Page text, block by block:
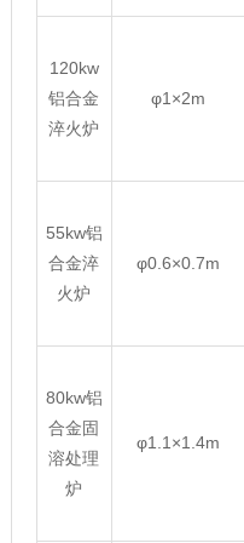
120kw
铝合金
淬火炉
φ1×2m
55kw铝
合金淬
火炉
φ0.6×0.7m
80kw铝
合金固
溶处理
炉
φ1.1×1.4m